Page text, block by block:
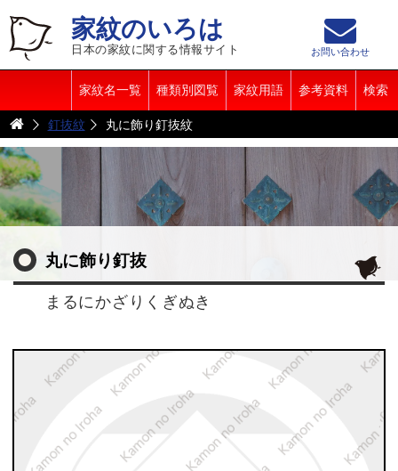
家紋のいろは
日本の家紋に関する情報サイト
家紋名一覧 種類別図覧 家紋用語 参考資料 検索
お問い合わせ
釘抜紋 丸に飾り釘抜紋
丸に飾り釘抜
まるにかざりくぎぬき